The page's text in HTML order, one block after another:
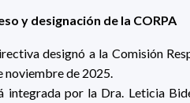
y designación de la CORPA
designó a la Comisión
noviembre de 2025.
integrada por la Dra. Leticia